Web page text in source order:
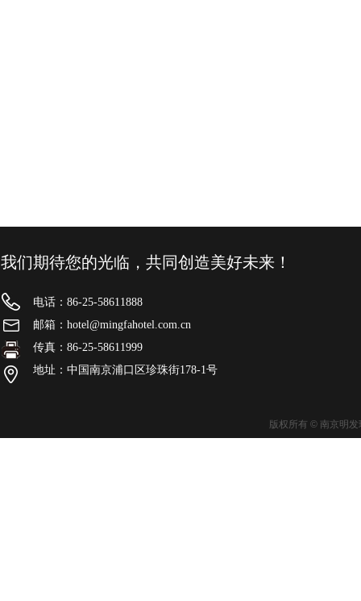
我们期待您的光临，共同创造美好未来！
版权所有 © 南京明
电话：86-25-58611888
邮箱：hotel@mingfahotel.com.cn
传真：86-25-58611999
地址：中国南京浦口区珍珠街178-1号